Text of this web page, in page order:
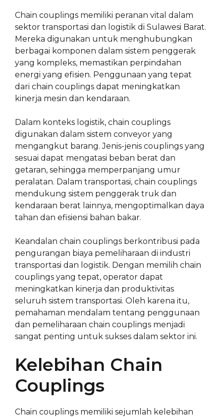
Chain couplings memiliki peranan vital dalam
sektor transportasi dan logistik di Sulawesi Barat.
Mereka digunakan untuk menghubungkan
berbagai komponen dalam sistem penggerak
yang kompleks, memastikan perpindahan
energi yang efisien. Penggunaan yang tepat
dari chain couplings dapat meningkatkan
kinerja mesin dan kendaraan.
Dalam konteks logistik, chain couplings
digunakan dalam sistem conveyor yang
mengangkut barang. Jenis-jenis couplings yang
sesuai dapat mengatasi beban berat dan
getaran, sehingga memperpanjang umur
peralatan. Dalam transportasi, chain couplings
mendukung sistem penggerak truk dan
kendaraan berat lainnya, mengoptimalkan daya
tahan dan efisiensi bahan bakar.
Keandalan chain couplings berkontribusi pada
pengurangan biaya pemeliharaan di industri
transportasi dan logistik. Dengan memilih chain
couplings yang tepat, operator dapat
meningkatkan kinerja dan produktivitas
seluruh sistem transportasi. Oleh karena itu,
pemahaman mendalam tentang penggunaan
dan pemeliharaan chain couplings menjadi
sangat penting untuk sukses dalam sektor ini.
Kelebihan Chain
Couplings
Chain couplings memiliki sejumlah kelebihan